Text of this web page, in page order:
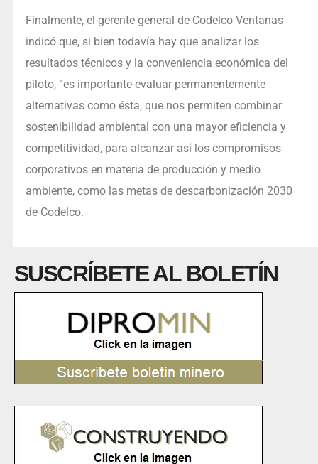
Finalmente, el gerente general de Codelco Ventanas
indicó que, si bien todavía hay que analizar los
resultados técnicos y la conveniencia económica del
piloto, “es importante evaluar permanentemente
alternativas como ésta, que nos permiten combinar
sostenibilidad ambiental con una mayor eficiencia y
competitividad, para alcanzar así los compromisos
corporativos en materia de producción y medio
ambiente, como las metas de descarbonización 2030
de Codelco.
SUSCRÍBETE AL BOLETÍN